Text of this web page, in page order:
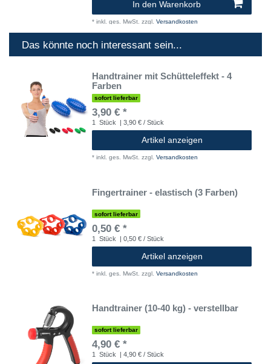
In den Warenkorb
* inkl. ges. MwSt. zzgl. Versandkosten
Das könnte noch interessant sein...
Handtrainer mit Schütteleffekt - 4
Farben
sofort lieferbar
3,90 € *
1 Stück | 3,90 € / Stück
Artikel anzeigen
* inkl. ges. MwSt. zzgl. Versandkosten
Fingertrainer - elastisch (3 Farben)
sofort lieferbar
0,50 € *
1 Stück | 0,50 € / Stück
Artikel anzeigen
* inkl. ges. MwSt. zzgl. Versandkosten
Handtrainer (10-40 kg) - verstellbar
sofort lieferbar
4,90 € *
1 Stück | 4,90 € / Stück